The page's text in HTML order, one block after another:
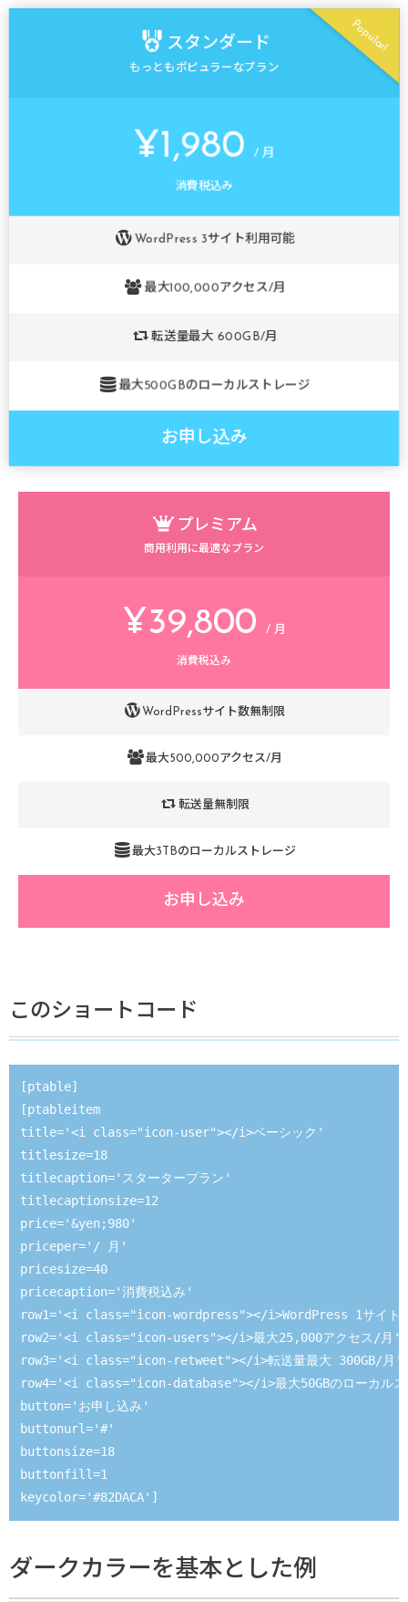
title='<i class="icon-crown"></i>プレミアム'
titlecaption='商用利用に最適なプラン'
titlecaptionsize=12
row1='<i class="icon-wordpress"></i>WordPressサイト数
row2='<i class="icon-users"></i>最大500,000アクセス/
row3='<i class="icon-retweet"></i>転送量無制限'
button='お申し込み'
keycolor='#FF76A1'
スタンダード
もっともポピュラーなプラン
¥1,980 / 月
消費税込み
WordPress 3サイト利用可能
最大100,000アクセス/月
転送量最大 600GB/月
最大500GBのローカルストレージ
お申し込み
Popular!
プレミアム
商用利用に最適なプラン
¥39,800 / 月
消費税込み
WordPressサイト数無制限
最大500,000アクセス/月
転送量無制限
最大3TBのローカルストレージ
お申し込み
このショートコード
[ptable]
[ptableitem
title='<i class="icon-user"></i>ベーシック'
titlesize=18
titlecaption='スタータープラン'
titlecaptionsize=12
price='&yen;980'
priceper='/ 月'
pricesize=40
pricecaption='消費税込み'
row1='<i class="icon-wordpress"></i>WordPress 1サイト
row2='<i class="icon-users"></i>最大25,000アクセス/月'
row3='<i class="icon-retweet"></i>転送量最大 300GB/
row4='<i class="icon-database"></i>最大50GBのローカル
button='お申し込み'
buttonurl='#'
buttonsize=18
buttonfill=1
keycolor='#82DACA']
title='<i class="icon-warmedal"></i>スタンダード'
ダークカラーを基本とした例